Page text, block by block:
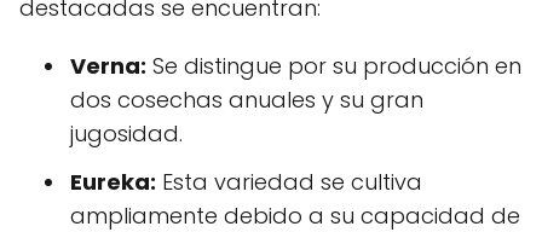
destacadas se encuentran:
Verna: Se distingue por su producción en
dos cosechas anuales y su gran
jugosidad.
Eureka: Esta variedad se cultiva
ampliamente debido a su capacidad de